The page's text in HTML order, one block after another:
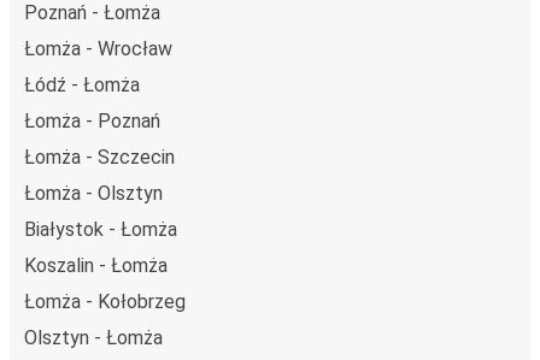
Poznań - Łomża
Łomża - Wrocław
Łódź - Łomża
Łomża - Poznań
Łomża - Szczecin
Łomża - Olsztyn
Białystok - Łomża
Koszalin - Łomża
Łomża - Kołobrzeg
Olsztyn - Łomża